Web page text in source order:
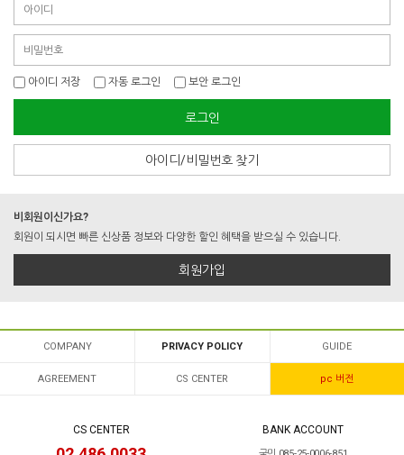
아이디 저장 자동 로그인 보안 로그인
로그인
아이디/비밀번호 찾기
비회원이신가요?
회원이 되시면 빠른 신상품 정보와 다양한 할인 혜택을 받으실 수 있습니다.
회원가입
COMPANY PRIVACY POLICY GUIDE
AGREEMENT CS CENTER pc 버전
CS CENTER BANK ACCOUNT